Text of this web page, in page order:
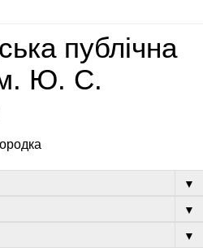
публічна
Ю. С.
▼
▼
▼